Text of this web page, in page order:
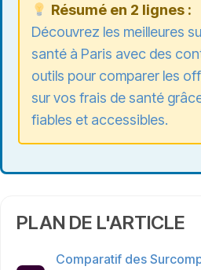
Résumé en 2 lignes :
Découvrez les meilleures
santé à Paris avec des
outils pour comparer les
survos frais de santé
fiables et accessibles.
PLAN DE L'ARTICLE
Comparatif des